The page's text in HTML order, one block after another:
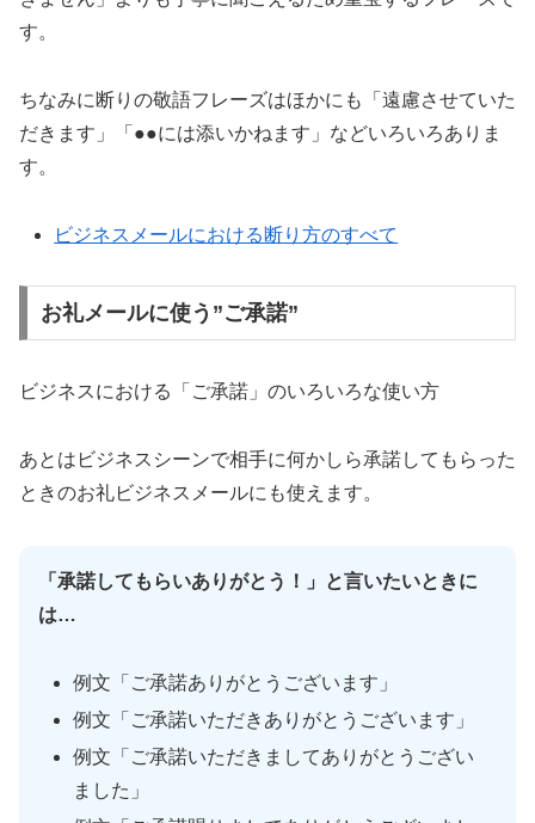
す。
ちなみに断りの敬語フレーズはほかにも「遠慮させていた
だきます」「●●には添いかねます」などいろいろありま
す。
ビジネスメールにおける断り方のすべて
お礼メールに使う”ご承諾”
ビジネスにおける「ご承諾」のいろいろな使い方
あとはビジネスシーンで相手に何かしら承諾してもらった
ときのお礼ビジネスメールにも使えます。
「承諾してもらいありがとう！」と言いたいときに
は…
例文「ご承諾ありがとうございます」
例文「ご承諾いただきありがとうございます」
例文「ご承諾いただきましてありがとうござい
ました」